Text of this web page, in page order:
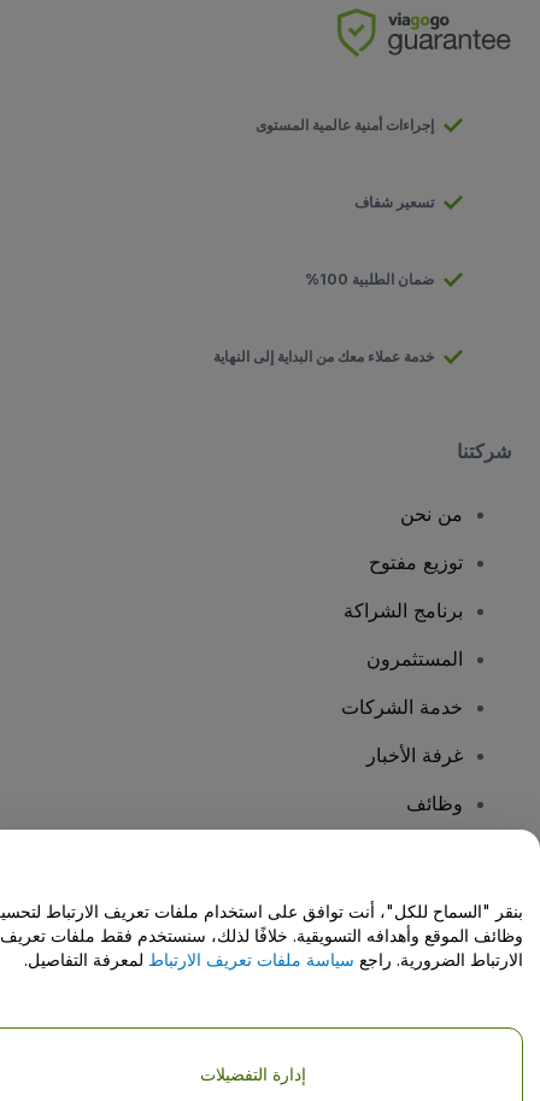
إجراءات أمنية عالمية المستوى
تسعير شفاف
ضمان الطلبية 100%
خدمة عملاء معك من البداية إلى النهاية
شركتنا
من نحن
توزيع مفتوح
برنامج الشراكة
المستثمرون
خدمة الشركات
غرفة الأخبار
وظائف
مركز المساعدة / اتصل بنا
حقوق النشر © شركة فياجوجو المحدودة 2026
تفاصيل الشركة
بنقر "السماح للكل"، أنت توافق على استخدام ملفات تعريف الارتباط
وظائف الموقع وأهدافه التسويقية. خلافًا لذلك، سنستخدم فقط ملفات تعريف
الارتباط الضرورية. راجع سياسة ملفات تعريف الارتباط لمعرفة التفاصيل.
إدارة التفضيلات